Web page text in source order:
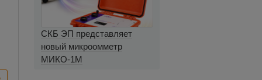
СКБ ЭП представляет
новый микроомметр
МИКО-1М